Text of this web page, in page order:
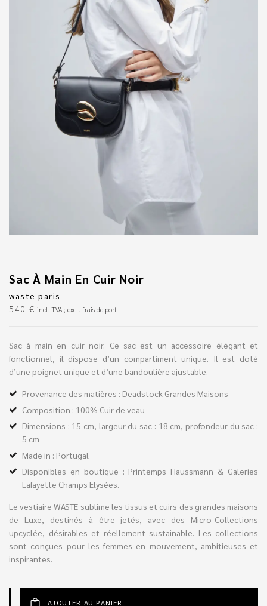
Sac À Main En Cuir Noir
waste paris
540 € incl. TVA ; excl. frais de port
Sac à main en cuir noir. Ce sac est un accessoire élégant et
fonctionnel, il dispose d’un compartiment unique. Il est doté
d’une poignet unique et d’une bandoulière ajustable.
Provenance des matières : Deadstock Grandes Maisons
Composition : 100% Cuir de veau
Dimensions : 15 cm, largeur du sac : 18 cm, profondeur du sac :
5 cm
Made in : Portugal
Disponibles en boutique : Printemps Haussmann & Galeries
Lafayette Champs Elysées.
Le vestiaire WASTE sublime les tissus et cuirs des grandes maisons
de Luxe, destinés à être jetés, avec des Micro-Collections
upcyclée, désirables et réellement sustainable. Les collections
sont conçues pour les femmes en mouvement, ambitieuses et
inspirantes.
AJOUTER AU PANIER